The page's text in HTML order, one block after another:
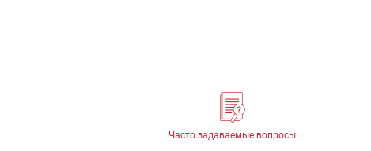
Часто задаваемые вопросы